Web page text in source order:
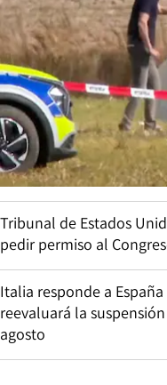
Tribunal de Estados
pedir permiso al
Italia responde a
reevaluará la
agosto